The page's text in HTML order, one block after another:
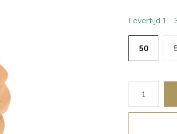
Levertijd 1 -
50